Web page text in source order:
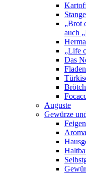
„Brot
auch
„Life
Das
Auguste
Gewürze